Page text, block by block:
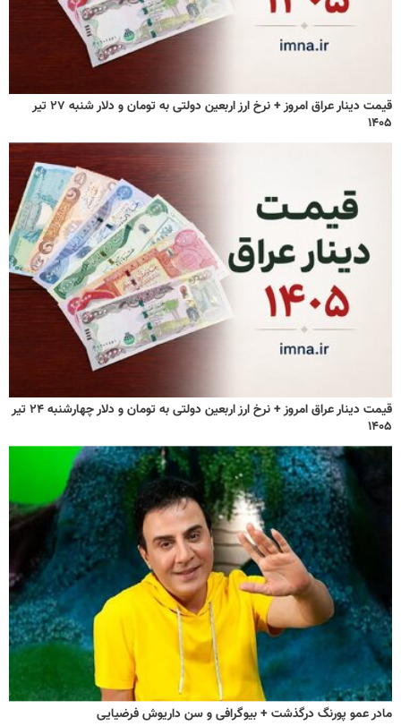
قیمت دینار عراق امروز + نرخ ارز اربعین دولتی به تومان و دلار شنبه ۲۷ تیر
۱۴۰۵
قیمت دینار عراق امروز + نرخ ارز اربعین دولتی به تومان و دلار چهارشنبه ۲۴ تیر
۱۴۰۵
مادر عمو پورنگ درگذشت + بیوگرافی و سن داریوش فرضیایی